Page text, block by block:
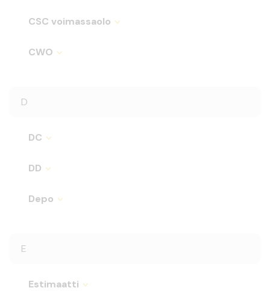
CSC voimassaolo
CWO
D
DC
DD
Depo
E
Estimaatti